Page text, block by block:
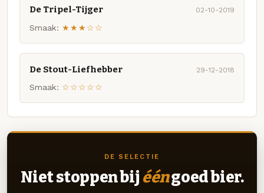
De Tripel-Tijger 02-10-2019
Smaak: ★★★☆☆
De Stout-Liefhebber 29-12-2018
Smaak: ☆☆☆☆☆
DE SELECTIE
Niet stoppen bij ééngoed bier.